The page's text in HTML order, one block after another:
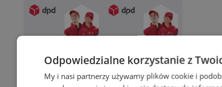
Odpowiedzialne korzystanie z
My i nasi partnerzy używamy plików cookie i